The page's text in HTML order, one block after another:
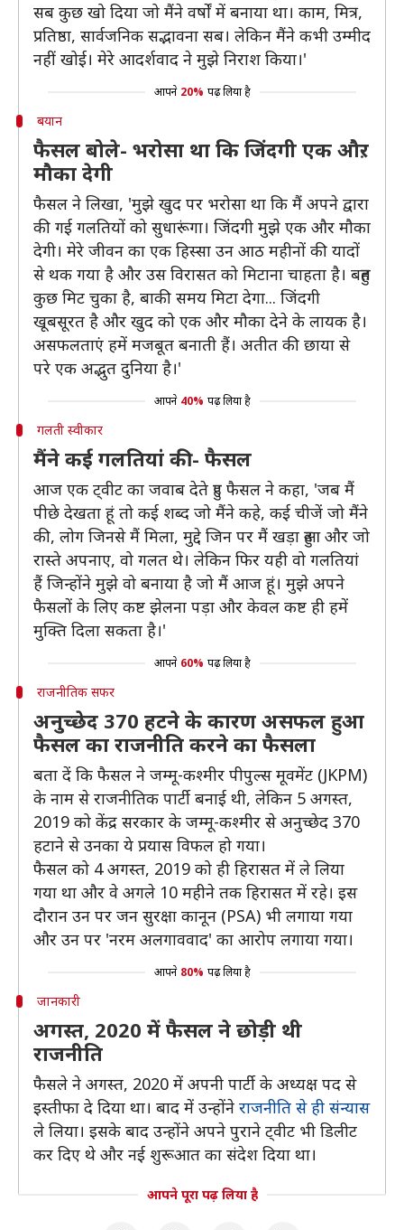
सब कुछ खो दिया जो मैंने वर्षों में बनाया था। काम, मित्र,
प्रतिष्ठा, सार्वजनिक सद्भावना सब। लेकिन मैंने कभी उम्मीद
नहीं खोई। मेरे आदर्शवाद ने मुझे निराश किया।'
आपने 20% पढ़ लिया है
बयान
फैसल बोले- भरोसा था कि जिंदगी एक औऱ
मौका देगी
फैसल ने लिखा, 'मुझे खुद पर भरोसा था कि मैं अपने द्वारा
की गई गलतियों को सुधारूंगा। जिंदगी मुझे एक और मौका
देगी। मेरे जीवन का एक हिस्सा उन आठ महीनों की यादों
से थक गया है और उस विरासत को मिटाना चाहता है। बहुत
कुछ मिट चुका है, बाकी समय मिटा देगा... जिंदगी
खूबसूरत है और खुद को एक और मौका देने के लायक है।
असफलताएं हमें मजबूत बनाती हैं। अतीत की छाया से
परे एक अद्भुत दुनिया है।'
आपने 40% पढ़ लिया है
गलती स्वीकार
मैंने कई गलतियां की- फैसल
आज एक ट्वीट का जवाब देते हुए फैसल ने कहा, 'जब मैं
पीछे देखता हूं तो कई शब्द जो मैंने कहे, कई चीजें जो मैंने
की, लोग जिनसे मैं मिला, मुद्दे जिन पर मैं खड़ा हुआ और जो
रास्ते अपनाए, वो गलत थे। लेकिन फिर यही वो गलतियां
हैं जिन्होंने मुझे वो बनाया है जो मैं आज हूं। मुझे अपने
फैसलों के लिए कष्ट झेलना पड़ा और केवल कष्ट ही हमें
मुक्ति दिला सकता है।'
आपने 60% पढ़ लिया है
राजनीतिक सफर
अनुच्छेद 370 हटने के कारण असफल हुआ
फैसल का राजनीति करने का फैसला
बता दें कि फैसल ने जम्मू-कश्मीर पीपुल्स मूवमेंट (JKPM)
के नाम से राजनीतिक पार्टी बनाई थी, लेकिन 5 अगस्त,
2019 को केंद्र सरकार के जम्मू-कश्मीर से अनुच्छेद 370
हटाने से उनका ये प्रयास विफल हो गया।
फैसल को 4 अगस्त, 2019 को ही हिरासत में ले लिया
गया था और वे अगले 10 महीने तक हिरासत में रहे। इस
दौरान उन पर जन सुरक्षा कानून (PSA) भी लगाया गया
और उन पर 'नरम अलगाववाद' का आरोप लगाया गया।
आपने 80% पढ़ लिया है
जानकारी
अगस्त, 2020 में फैसल ने छोड़ी थी
राजनीति
फैसले ने अगस्त, 2020 में अपनी पार्टी के अध्यक्ष पद से
इस्तीफा दे दिया था। बाद में उन्होंने राजनीति से ही संन्यास
ले लिया। इसके बाद उन्होंने अपने पुराने ट्वीट भी डिलीट
कर दिए थे और नई शुरूआत का संदेश दिया था।
आपने पूरा पढ़ लिया है